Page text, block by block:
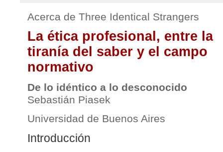
Acerca de Three Identical Strangers
La ética profesional, entre la
tiranía del saber y el campo
normativo
De lo idéntico a lo desconocido
Sebastián Piasek
Universidad de Buenos Aires
Introducción